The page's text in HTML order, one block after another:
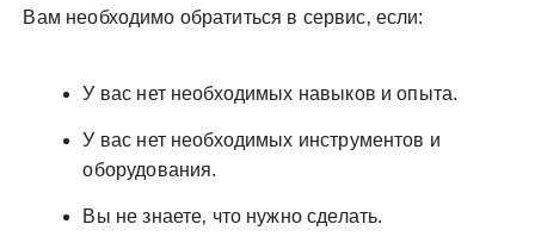
Вам необходимо обратиться в сервис‚ если:
У вас нет необходимых навыков и опыта.
У вас нет необходимых инструментов и
оборудования.
Вы не знаете‚ что нужно сделать.